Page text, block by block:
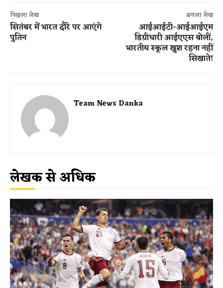
पिछला लेख
सितंबर में भारत दौरे पर आएंगे
पुतिन
अगला लेख
आईआईटी-आईआईएम
डिग्रीधारी आईएएस बोलीं,
भारतीय स्कूल खुश रहना नहीं
सिखाते!
Team News Danka
लेखक से अधिक